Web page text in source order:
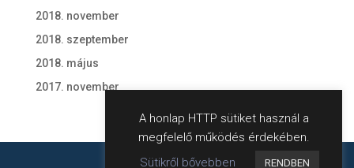
2018. november
2018. szeptember
2018. május
2017. november
A honlap HTTP sütiket használ a
megfelelő működés érdekében.
Sütikről bővebben
RENDBEN